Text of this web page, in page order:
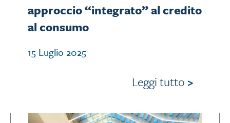
approccio “integrato” al credito
al consumo
15 Luglio 2025
Leggi tutto >